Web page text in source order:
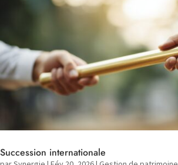
Succession internationale